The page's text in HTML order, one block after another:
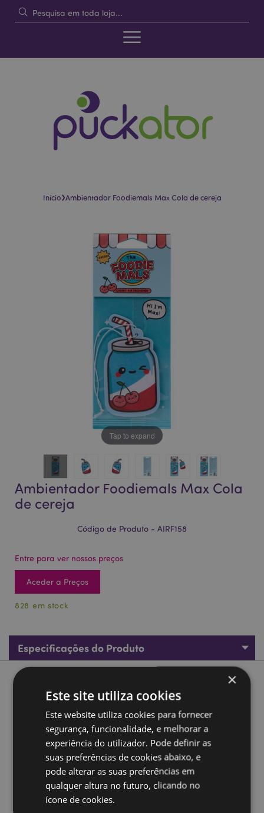
Início›Ambientador Foodiemals Max Cola de cereja
Tap to expand
Ambientador Foodiemals Max Cola
de cereja
Código de Produto - AIRF158
Entre para ver nossos preços
Aceder a Preços
828 em stock
Especificações do Produto
Ambientador Foodiemals Max Cola de cereja
Material:Cartão, polipropileno, elástico, papel
absorvente e fragrância
Fragrância:Cereja
Informações de segurança:Manter afastado das
crianças. A embalagem do produto contém
informações completas sobre a segurança e a
×
Este site utiliza cookies
Este website utiliza cookies para fornecer
segurança, funcionalidade, e melhorar a
experiência do utilizador. Pode definir as
suas preferências de cookies abaixo, e
pode alterar as suas preferências em
qualquer altura no futuro, clicando no
ícone de cookies.